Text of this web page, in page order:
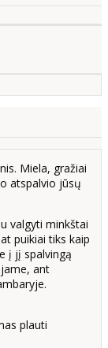
Miela, gražiai
atspalvio jūsų
valgyti minkštai
puikiai tiks kaip
į jį spalvingą
ant
plauti